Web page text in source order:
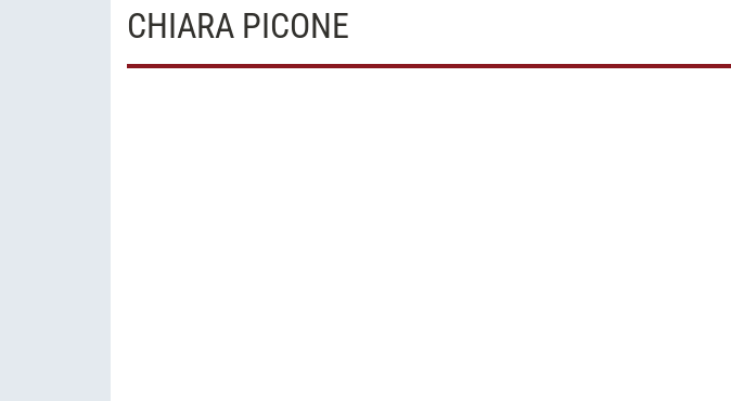
CHIARA PICONE